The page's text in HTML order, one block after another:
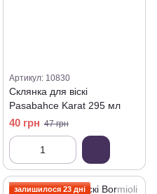
Артикул: 10830
Склянка для віскі
Pasabahce Karat 295 мл
40 грн 47 грн
залишилося 23 дні